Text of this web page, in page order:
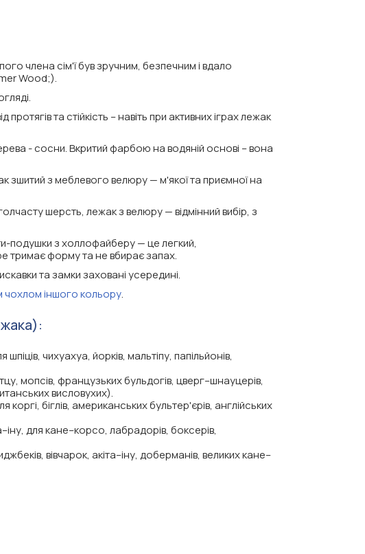
члена сім'ї був зручним, безпечним і вдало
Wood;).
та стійкість – навіть при активних іграх лежак
- сосни. Вкритий фарбою на водяній основі – вона
зшитий з меблевого велюру — м'якої та приємної на
шерсть, лежак з велюру — відмінний вибір, з
подушки з холлофайберу — це легкий,
тримає форму та не вбирає запах.
та замки заховані усередині.
чохлом іншого кольору.
чихуахуа, йорків, мальтіпу, папільйонів,
мопсів, французьких бульдогів, цверг–шнауцерів,
висловухих).
біглів, американських бультер'єрів, англійських
для кане–корсо, лабрадорів, боксерів,
вівчарок, акіта–іну, доберманів, великих кане–